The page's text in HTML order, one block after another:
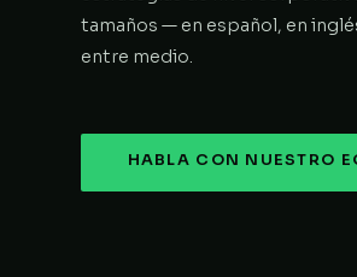
tamaños — en español, en
entre medio.
HABLA CON NUESTRO